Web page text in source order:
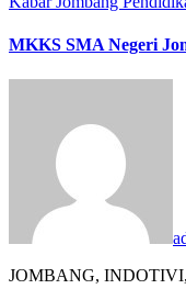
MKKS SMA Negeri
JOMBANG,